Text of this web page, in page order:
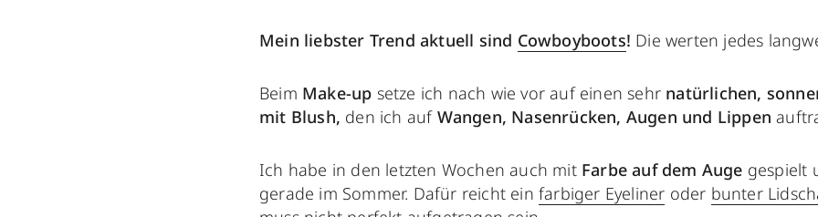
Mein liebster Trend aktuell sind Cowboyboots! Die werten jedes
Beim Make-up setze ich nach wie vor auf einen sehr natürlichen,
mit Blush, den ich auf Wangen, Nasenrücken, Augen und Lippen
Ich habe in den letzten Wochen auch mit Farbe auf dem Auge gespielt
gerade im Sommer. Dafür reicht einfarbiger Eyeliner oder bunter